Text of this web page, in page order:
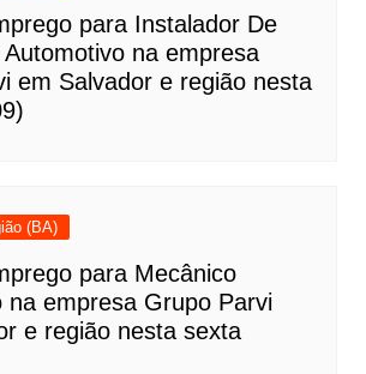
para Instalador De
na empresa
em Salvador e região nesta
(BA)
para Mecânico
na empresa Grupo Parvi
e região nesta sexta